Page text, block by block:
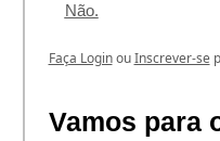
Não.
Faça LoginouInscrever-se
Vamos para